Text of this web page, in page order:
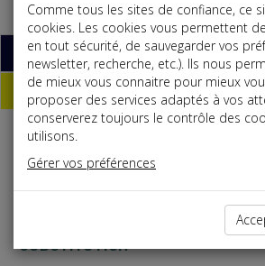
Base documentaire
Dépêches
Social, Paye
DSN : PROCÉDURE DE
SUBSTITUTION
Comme tous les sites de confiance, ce
cookies. Les cookies vous permettent
en tout sécurité, de sauvegarder vos
newsletter, recherche, etc.). Ils nous
de mieux vous connaitre pour mieux
proposer des services adaptés à vos
conserverez toujours le contrôle des
utilisons.
Gérer vos préférences